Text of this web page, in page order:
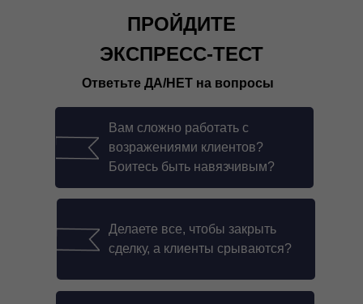
ПРОЙДИТЕ
ЭКСПРЕСС-ТЕСТ
Вам сложно работать с
возражениями клиентов?
Боитесь быть навязчивым?
Делаете все, чтобы закрыть
сделку, а клиенты срываются?
Ответьте ДА/НЕТ на вопросы